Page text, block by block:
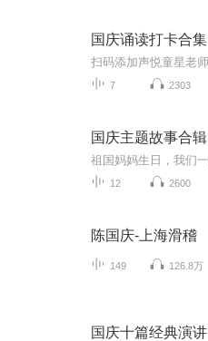
国庆诵读打卡合集
7 2303
国庆主题故事合辑
12 2600
陈国庆-上海滑稽
149 126.8万
国庆十篇经典演讲